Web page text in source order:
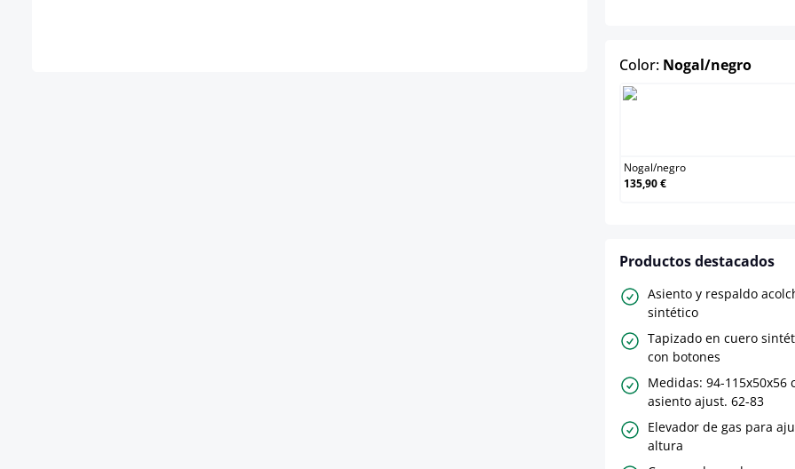
Color: Nogal/negroselect
Nogal/negro
135,90 €
Productos destacados
Asiento y respaldo
sintético
Tapizado en cuero
con botones
Medidas: 94-115x50x56
asiento ajust. 62-83
Elevador de gas para
altura